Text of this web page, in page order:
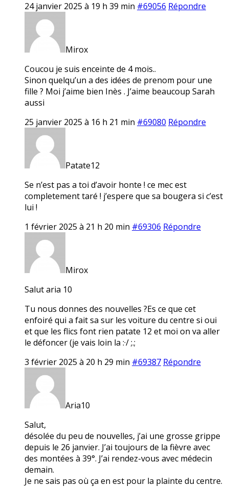
24 janvier 2025 à 19 h 39 min #69056 Répondre
Mirox
Coucou je suis enceinte de 4 mois..
Sinon quelqu’un a des idées de prenom pour une
fille ? Moi j’aime bien Inès . J’aime beaucoup Sarah
aussi
25 janvier 2025 à 16 h 21 min #69080 Répondre
Patate12
Se n’est pas a toi d’avoir honte ! ce mec est
completement taré ! j’espere que sa bougera si c’est
lui !
1 février 2025 à 21 h 20 min #69306 Répondre
Mirox
Salut aria 10
Tu nous donnes des nouvelles ?Es ce que cet
enfoiré qui a fait sa sur les voiture du centre si oui
et que les flics font rien patate 12 et moi on va aller
le défoncer (je vais loin la :·/ ;.;
3 février 2025 à 20 h 29 min #69387 Répondre
Aria10
Salut,
désolée du peu de nouvelles, j’ai une grosse grippe
depuis le 26 janvier. J’ai toujours de la fièvre avec
des montées à 39°. J’ai rendez-vous avec médecin
demain.
Je ne sais pas où ça en est pour la plainte du centre.